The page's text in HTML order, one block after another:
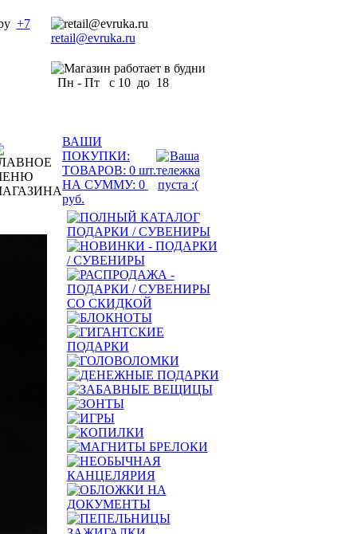
+7
retail@evruka.ru
Пн - Пт с 10 до 18
ВАШИ
ПОКУПКИ:
ТОВАРОВ: 0 шт.
НА СУММУ: 0
руб.